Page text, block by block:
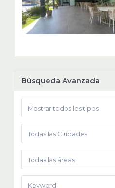
Búsqueda Avanzada
Mostrar todos los tipos
Todas las Ciudades
Todas las áreas